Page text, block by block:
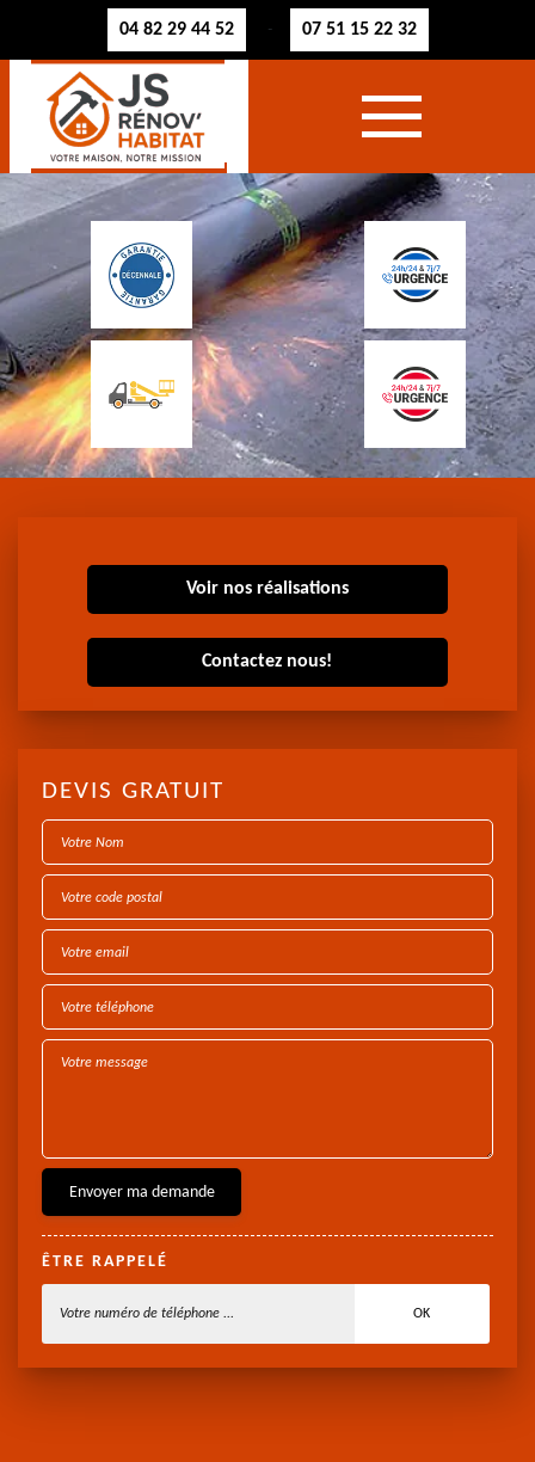
04 82 29 44 52 - 07 51 15 22 32
Voir nos réalisations
Contactez nous!
DEVIS GRATUIT
ÊTRE RAPPELÉ